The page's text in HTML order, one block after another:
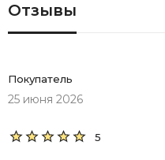
Отзывы
Покупатель
25 июня 2026
5